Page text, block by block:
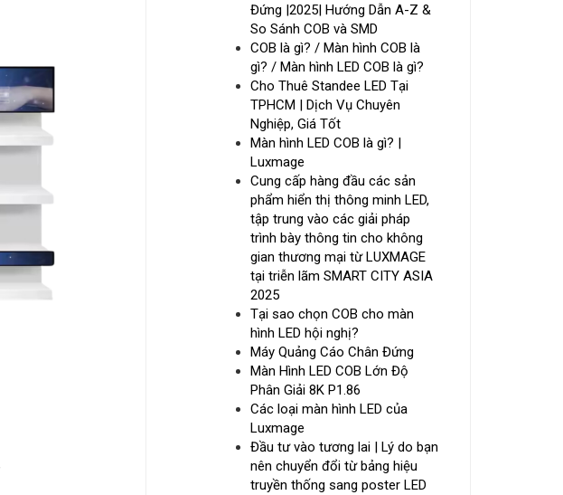
Đứng |2025| Hướng Dẫn A-Z &
So Sánh COB và SMD
COB là gì? / Màn hình COB là
gì? / Màn hình LED COB là gì?
Cho Thuê Standee LED Tại
TPHCM | Dịch Vụ Chuyên
Nghiệp, Giá Tốt
Màn hình LED COB là gì? |
Luxmage
Cung cấp hàng đầu các sản
phẩm hiển thị thông minh LED,
tập trung vào các giải pháp
trình bày thông tin cho không
gian thương mại từ LUXMAGE
tại triễn lãm SMART CITY ASIA
2025
Tại sao chọn COB cho màn
hình LED hội nghị?
Máy Quảng Cáo Chân Đứng
Màn Hình LED COB Lớn Độ
Phân Giải 8K P1.86
Các loại màn hình LED của
Luxmage
Đầu tư vào tương lai | Lý do bạn
nên chuyển đổi từ bảng hiệu
truyền thống sang poster LED